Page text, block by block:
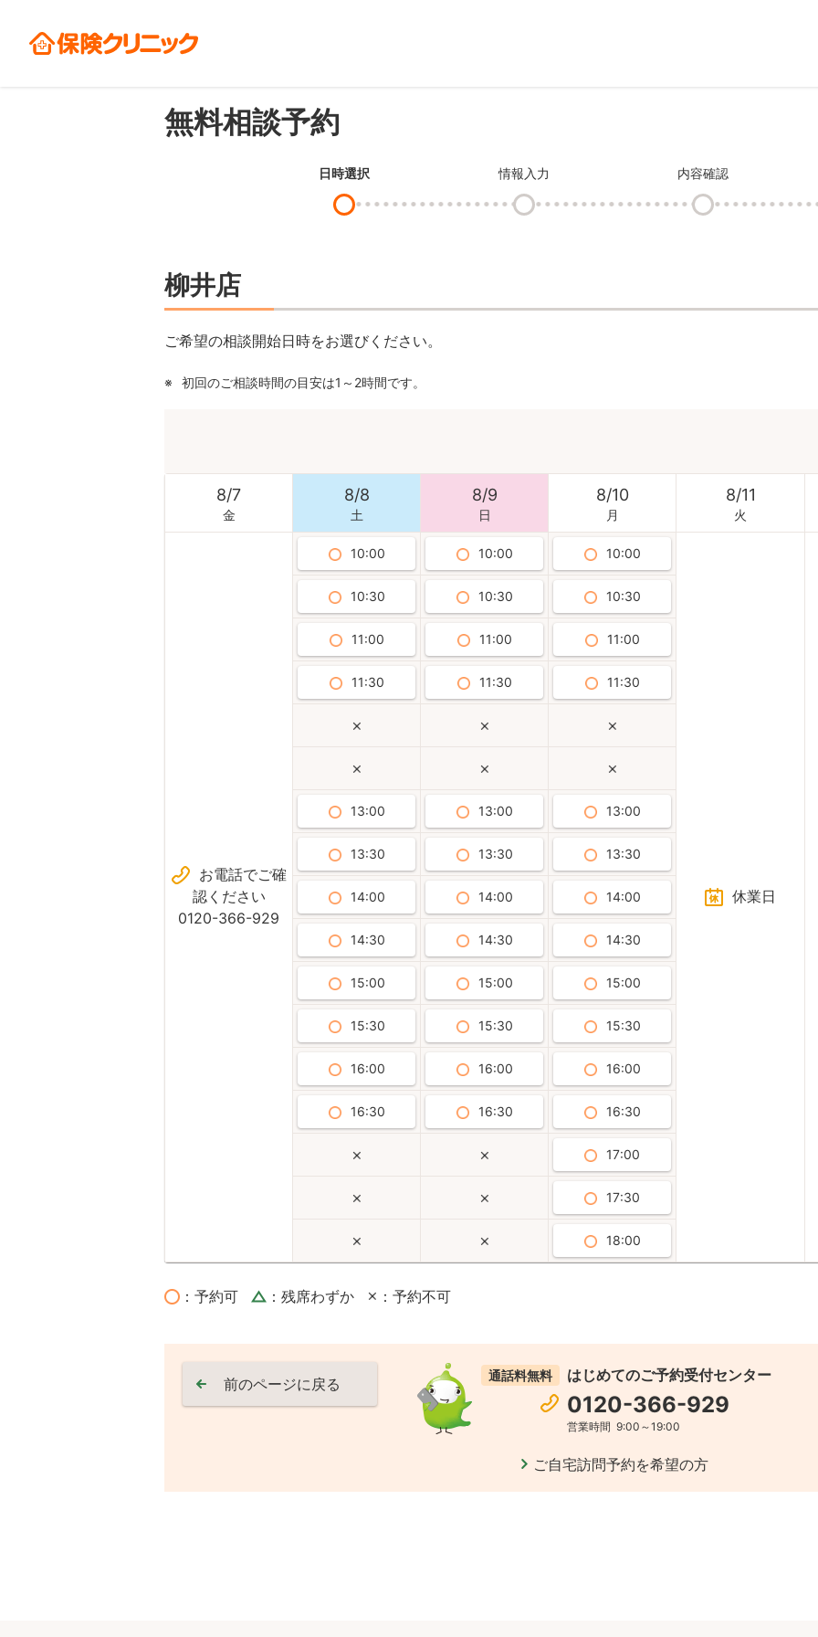
無料相談予約
日時選択 情報入力 内容確認
柳井店
ご希望の相談開始日時をお選びください。
※ 初回のご相談時間の目安は1～2時間です。
8/7
金
8/8
土
8/9
日
8/10
月
8/11
火
お電話でご確
認ください
0120-366-929
10:00 10:00 10:00
休業日
10:30 10:30 10:30
11:00 11:00 11:00
11:30 11:30 11:30
13:00 13:00 13:00
13:30 13:30 13:30
14:00 14:00 14:00
14:30 14:30 14:30
15:00 15:00 15:00
15:30 15:30 15:30
16:00 16:00 16:00
16:30 16:30 16:30
17:00
17:30
18:00
：予約可 ：残席わずか ：予約不可
前のページに戻る 通話料無料 はじめてのご予約受付センター
0120-366-929
営業時間 9:00～19:00
ご自宅訪問予約を希望の方